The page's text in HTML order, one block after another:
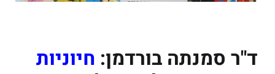
ד"ר סמנתה בורדמן: חיוניות